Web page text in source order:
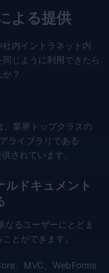
よる提供
内イントラネット内
じように利用できたら
？
業界トップクラスの
ライブラリである
されています。
ルドキュメント
るユーザーにとどま
とができます。
、MVC、WebForms